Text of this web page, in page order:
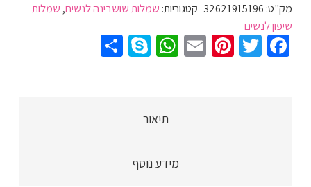
שיפון
מעטפת
לנשים
מק"ט: 32621915196 קטגוריות: שמלות שושבינה לנשים, שמלות
שיפון לנשים
Facebook
Twitter
Pinterest
Email
WhatsApp
Skype
תיאור
מידע נוסף